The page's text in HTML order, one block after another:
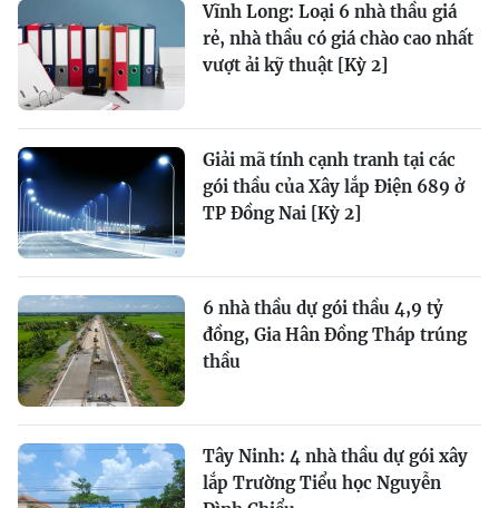
Vĩnh Long: Loại 6 nhà thầu giá
rẻ, nhà thầu có giá chào cao nhất
vượt ải kỹ thuật [Kỳ 2]
Giải mã tính cạnh tranh tại các
gói thầu của Xây lắp Điện 689 ở
TP Đồng Nai [Kỳ 2]
6 nhà thầu dự gói thầu 4,9 tỷ
đồng, Gia Hân Đồng Tháp trúng
thầu
Tây Ninh: 4 nhà thầu dự gói xây
lắp Trường Tiểu học Nguyễn